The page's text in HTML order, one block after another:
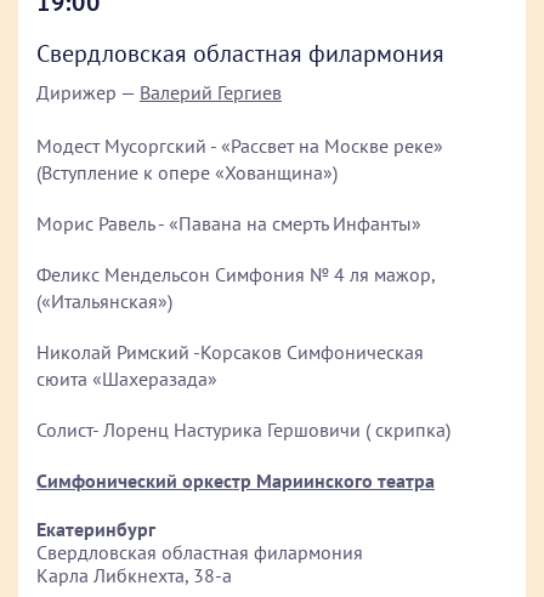
Свердловская областная филармония
Дирижер — Валерий Гергиев
Модест Мусоргский - «Рассвет на Москве реке»
(Вступление к опере «Хованщина»)
Морис Равель - «Павана на смерть Инфанты»
Феликс Мендельсон Симфония № 4 ля мажор,
(«Итальянская»)
Николай Римский -Корсаков Симфоническая
сюита «Шахеразада»
Солист- Лоренц Настурика Гершовичи ( скрипка)
Симфонический оркестр Мариинского театра
Екатеринбург
Свердловская областная филармония
Карла Либкнехта, 38-а